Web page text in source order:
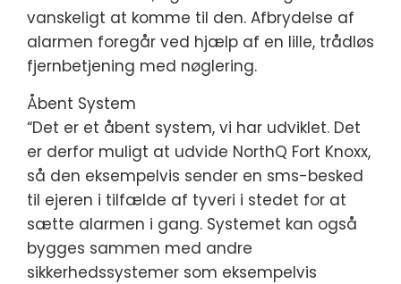
vanskeligt at komme til den. Afbrydelse af
alarmen foregår ved hjælp af en lille, trådløs
fjernbetjening med nøglering.
Åbent System
“Det er et åbent system, vi har udviklet. Det
er derfor muligt at udvide NorthQ Fort Knoxx,
så den eksempelvis sender en sms-besked
til ejeren i tilfælde af tyveri i stedet for at
sætte alarmen i gang. Systemet kan også
bygges sammen med andre
sikkerhedssystemer som eksempelvis